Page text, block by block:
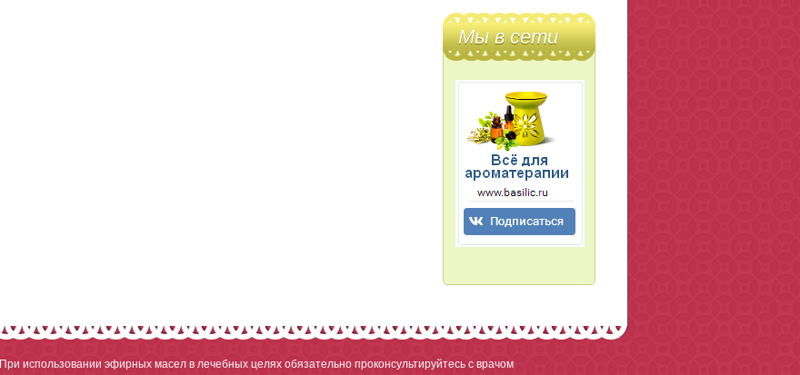
Мы в сети
При использовании эфирных масел в лечебных целях обязательно проконсультируйтесь с врачом